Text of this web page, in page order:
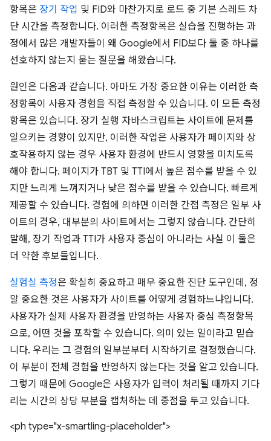
항목은 장기 작업 및 FID와 마찬가지로 로드 중 기본 스레드 차
단 시간을 측정합니다. 이러한 측정항목은 실습을 진행하는 과
정에서 많은 개발자들이 왜 Google에서 FID보다 둘 중 하나를
선호하지 않는지 묻는 질문을 해왔습니다.
원인은 다음과 같습니다. 아마도 가장 중요한 이유는 이러한 측
정항목이 사용자 경험을 직접 측정할 수 있습니다. 이 모든 측정
항목은 있습니다. 장기 실행 자바스크립트는 사이트에 문제를
일으키는 경향이 있지만, 이러한 작업은 사용자가 페이지와 상
호작용하지 않는 경우 사용자 환경에 반드시 영향을 미치도록
해야 합니다. 페이지가 TBT 및 TTI에서 높은 점수를 받을 수 있
지만 느리게 느껴지거나 낮은 점수를 받을 수 있습니다. 빠르게
제공할 수 있습니다. 경험에 의하면 이러한 간접 측정은 일부 사
이트의 경우, 대부분의 사이트에서는 그렇지 않습니다. 간단히
말해, 장기 작업과 TTI가 사용자 중심이 아니라는 사실 이 둘은
더 약한 후보들입니다.
실험실 측정은 확실히 중요하고 매우 중요한 진단 도구인데, 정
말 중요한 것은 사용자가 사이트를 어떻게 경험하느냐입니다.
사용자가 실제 사용자 환경을 반영하는 사용자 중심 측정항목
으로, 어떤 것을 포착할 수 있습니다. 의미 있는 일이라고 믿습
니다. 우리는 그 경험의 일부분부터 시작하기로 결정했습니다.
이 부분이 전체 경험을 반영하지 않는다는 것을 알고 있습니다.
그렇기 때문에 Google은 사용자가 입력이 처리될 때까지 기다
리는 시간의 상당 부분을 캡처하는 데 중점을 두고 있습니다.
<ph type="x-smartling-placeholder">